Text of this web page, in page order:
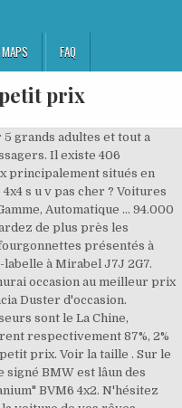
MAPS FAQ
prix
5 grands adultes et tout a
Il existe 406
principalement situés en
s u v pas cher ? Voitures
Automatique ... 94.000
de plus près les
présentés à
labelle à Mirabel J7J 2G7.
occasion au meilleur prix
Duster d'occasion.
sont le La Chine,
respectivement 87%, 2%
prix. Voir la taille . Sur le
signé BMW est lâun des
BVM6 4x2. N'hésitez